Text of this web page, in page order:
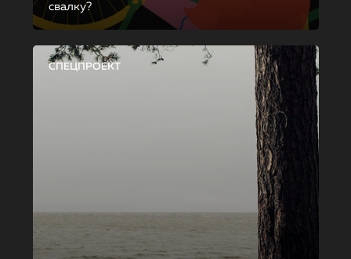
свалку?
СПЕЦПРОЕКТ